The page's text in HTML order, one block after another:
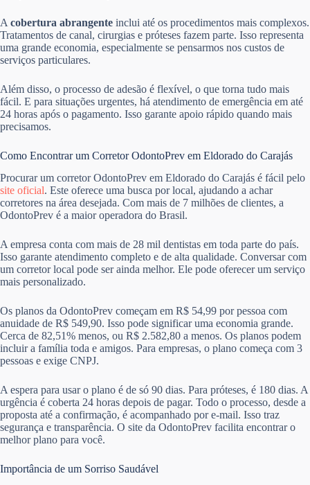
A cobertura abrangente inclui até os procedimentos mais complexos.
Tratamentos de canal, cirurgias e próteses fazem parte. Isso representa
uma grande economia, especialmente se pensarmos nos custos de
serviços particulares.
Além disso, o processo de adesão é flexível, o que torna tudo mais
fácil. E para situações urgentes, há atendimento de emergência em até
24 horas após o pagamento. Isso garante apoio rápido quando mais
precisamos.
Como Encontrar um Corretor OdontoPrev em Eldorado do Carajás
Procurar um corretor OdontoPrev em Eldorado do Carajás é fácil pelo
site oficial. Este oferece uma busca por local, ajudando a achar
corretores na área desejada. Com mais de 7 milhões de clientes, a
OdontoPrev é a maior operadora do Brasil.
A empresa conta com mais de 28 mil dentistas em toda parte do país.
Isso garante atendimento completo e de alta qualidade. Conversar com
um corretor local pode ser ainda melhor. Ele pode oferecer um serviço
mais personalizado.
Os planos da OdontoPrev começam em R$ 54,99 por pessoa com
anuidade de R$ 549,90. Isso pode significar uma economia grande.
Cerca de 82,51% menos, ou R$ 2.582,80 a menos. Os planos podem
incluir a família toda e amigos. Para empresas, o plano começa com 3
pessoas e exige CNPJ.
A espera para usar o plano é de só 90 dias. Para próteses, é 180 dias. A
urgência é coberta 24 horas depois de pagar. Todo o processo, desde a
proposta até a confirmação, é acompanhado por e-mail. Isso traz
segurança e transparência. O site da OdontoPrev facilita encontrar o
melhor plano para você.
Importância de um Sorriso Saudável